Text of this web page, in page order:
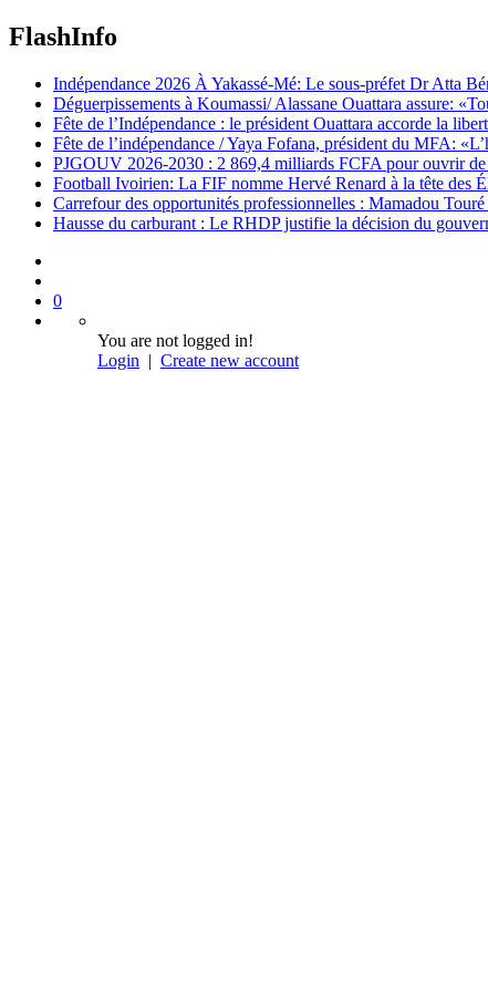
FlashInfo
Indépendance 2026 À Yakassé-Mé: Le sous-préfet Dr Atta
Déguerpissements à Koumassi/ Alassane Ouattara assure:
Fête de l’Indépendance : le président Ouattara accorde la
Fête de l’indépendance / Yaya Fofana, président du MFA:
PJGOUV 2026-2030 : 2 869,4 milliards FCFA pour ouvrir
Football Ivoirien: La FIF nomme Hervé Renard à la tête des
Carrefour des opportunités professionnelles : Mamadou
Hausse du carburant : Le RHDP justifie la décision du
0
You are not logged in!
Login | Create new account